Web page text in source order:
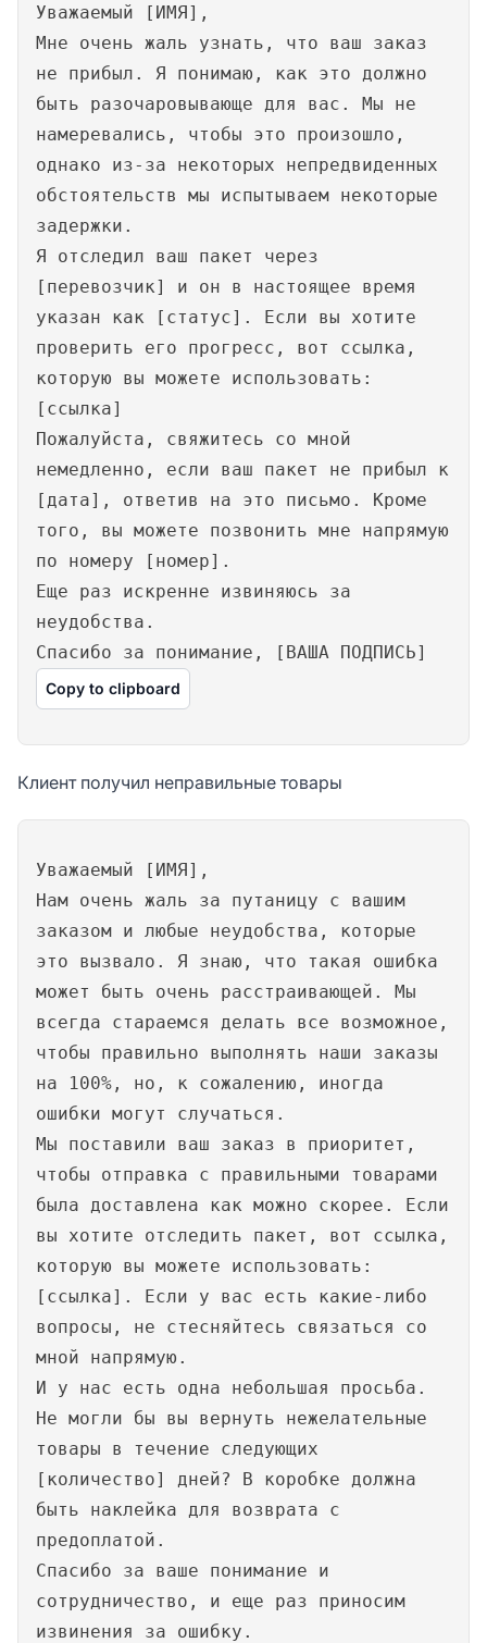
Уважаемый [ИМЯ],
Мне очень жаль узнать, что ваш заказ
не прибыл. Я понимаю, как это должно
быть разочаровывающе для вас. Мы не
намеревались, чтобы это произошло,
однако из-за некоторых непредвиденных
обстоятельств мы испытываем некоторые
задержки.
Я отследил ваш пакет через
[перевозчик] и он в настоящее время
указан как [статус]. Если вы хотите
проверить его прогресс, вот ссылка,
которую вы можете использовать:
[ссылка]
Пожалуйста, свяжитесь со мной
немедленно, если ваш пакет не прибыл к
[дата], ответив на это письмо. Кроме
того, вы можете позвонить мне напрямую
по номеру [номер].
Еще раз искренне извиняюсь за
неудобства.
Спасибо за понимание, [ВАША ПОДПИСЬ]
Copy to clipboard
Клиент получил неправильные товары
Уважаемый [ИМЯ],
Нам очень жаль за путаницу с вашим
заказом и любые неудобства, которые
это вызвало. Я знаю, что такая ошибка
может быть очень расстраивающей. Мы
всегда стараемся делать все возможное,
чтобы правильно выполнять наши заказы
на 100%, но, к сожалению, иногда
ошибки могут случаться.
Мы поставили ваш заказ в приоритет,
чтобы отправка с правильными товарами
была доставлена как можно скорее. Если
вы хотите отследить пакет, вот ссылка,
которую вы можете использовать:
[ссылка]. Если у вас есть какие-либо
вопросы, не стесняйтесь связаться со
мной напрямую.
И у нас есть одна небольшая просьба.
Не могли бы вы вернуть нежелательные
товары в течение следующих
[количество] дней? В коробке должна
быть наклейка для возврата с
предоплатой.
Спасибо за ваше понимание и
сотрудничество, и еще раз приносим
извинения за ошибку.